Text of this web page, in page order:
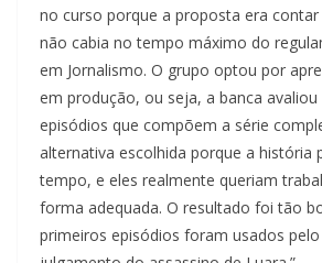
no curso porque a proposta era
não cabia no tempo máximo do
em Jornalismo. O grupo optou por
em produção, ou seja, a banca
episódios que compõem a série
alternativa escolhida porque a história
tempo, e eles realmente queriam
forma adequada. O resultado foi tão
primeiros episódios foram usados